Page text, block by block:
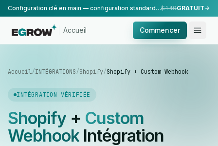
Configuration clé en main — configuration standard, réalisée par notre équipe.$149GRATUIT
Accueil Commencer
Accueil/INTÉGRATIONS/Shopify/Shopify + Custom Webhook
INTÉGRATION VÉRIFIÉE
Shopify+ Custom
WebhookIntégration